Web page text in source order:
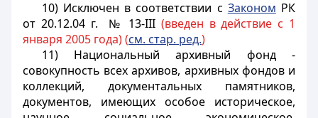
10) Исключен в соответствии с Законом РК
от 20.12.04 г. № 13-III (введен в действие с 1
января 2005 года) (см. стар. ред.)
11) Национальный архивный фонд -
совокупность всех архивов, архивных фондов и
коллекций, документальных памятников,
документов, имеющих особое историческое,